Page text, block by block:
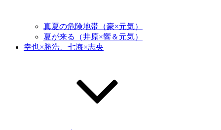
真夏の危険地帯（豪×元気）
夏が来る（井原×響＆元気）
幸也×勝浩、七海×志央